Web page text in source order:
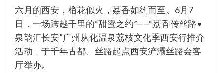
六月的西安，榴花似火，荔香如约而至。6月7
日，一场跨越千里的“甜蜜之约”——“荔香传丝路•
泉韵汇长安”广州从化温泉荔枝文化季西安行推介
活动，于千年古都、丝路起点西安浐灞丝路会客
厅举办。